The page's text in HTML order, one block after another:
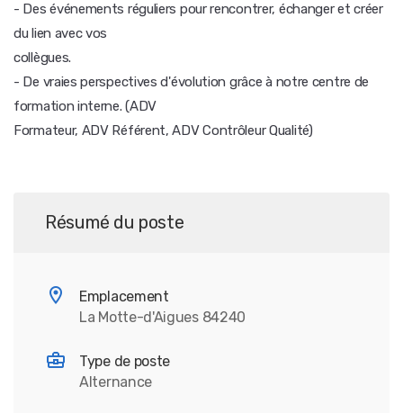
- Des événements réguliers pour rencontrer, échanger et créer
du lien avec vos
collègues.
- De vraies perspectives d'évolution grâce à notre centre de
formation interne. (ADV
Formateur, ADV Référent, ADV Contrôleur Qualité)
Résumé du poste
Emplacement
La Motte-d'Aigues 84240
Type de poste
Alternance